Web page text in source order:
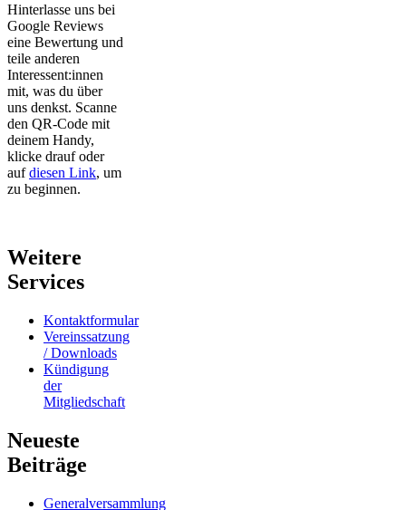
Hinterlasse uns bei
Google Reviews
eine Bewertung und
teile anderen
Interessent:innen
mit, was du über
uns denkst. Scanne
den QR-Code mit
deinem Handy,
klicke drauf oder
aufdiesen Link, um
zu beginnen.
Weitere
Services
Kontaktformular
Vereinssatzung
/ Downloads
Kündigung
der
Mitgliedschaft
Neueste
Beiträge
Generalversammlung